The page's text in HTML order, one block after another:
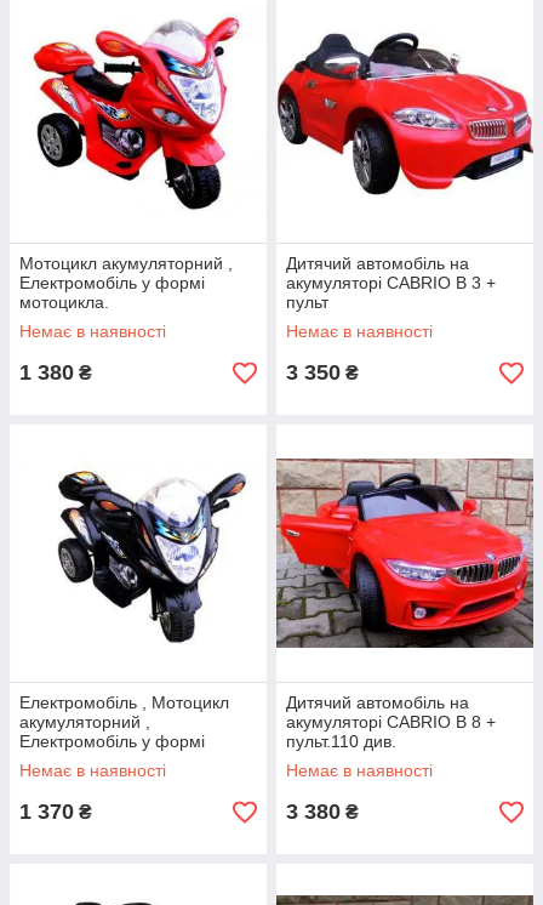
Мотоцикл акумуляторний ,
Електромобіль у формі
мотоцикла.
Немає в наявності
1 380 ₴
Дитячий автомобіль на
акумуляторі CABRIO B 3 +
пульт
Немає в наявності
3 350 ₴
Електромобіль , Мотоцикл
акумуляторний ,
Електромобіль у формі
мотоцикла.
Немає в наявності
1 370 ₴
Дитячий автомобіль на
акумуляторі CABRIO B 8 +
пульт.110 див.
Немає в наявності
3 380 ₴